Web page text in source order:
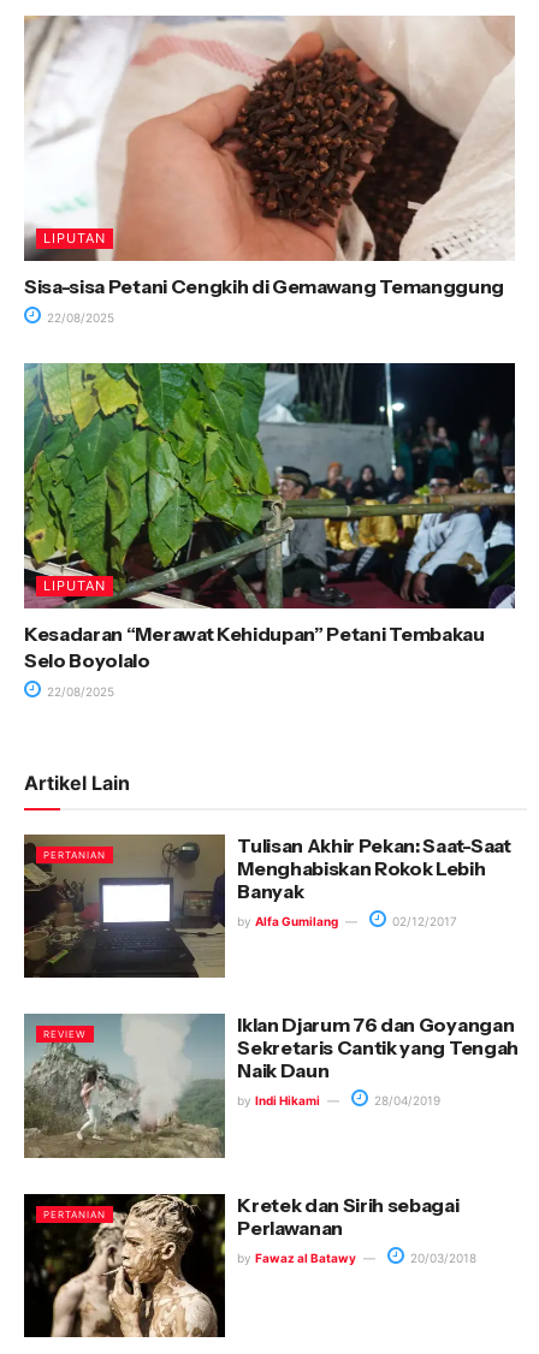
LIPUTAN
Sisa-sisa Petani Cengkih di Gemawang Temanggung
22/08/2025
LIPUTAN
Kesadaran “Merawat Kehidupan” Petani Tembakau
Selo Boyolalo
22/08/2025
Artikel Lain
PERTANIAN
Tulisan Akhir Pekan: Saat-Saat
Menghabiskan Rokok Lebih
Banyak
by Alfa Gumilang 02/12/2017
REVIEW
Iklan Djarum 76 dan Goyangan
Sekretaris Cantik yang Tengah
Naik Daun
by Indi Hikami 28/04/2019
PERTANIAN
Kretek dan Sirih sebagai
Perlawanan
by Fawaz al Batawy 20/03/2018